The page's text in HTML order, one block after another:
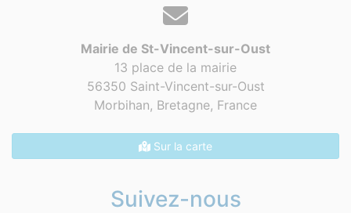
Mairie de St-Vincent-sur-Oust
13 place de la mairie
56350 Saint-Vincent-sur-Oust
Morbihan, Bretagne, France
Sur la carte
Suivez-nous